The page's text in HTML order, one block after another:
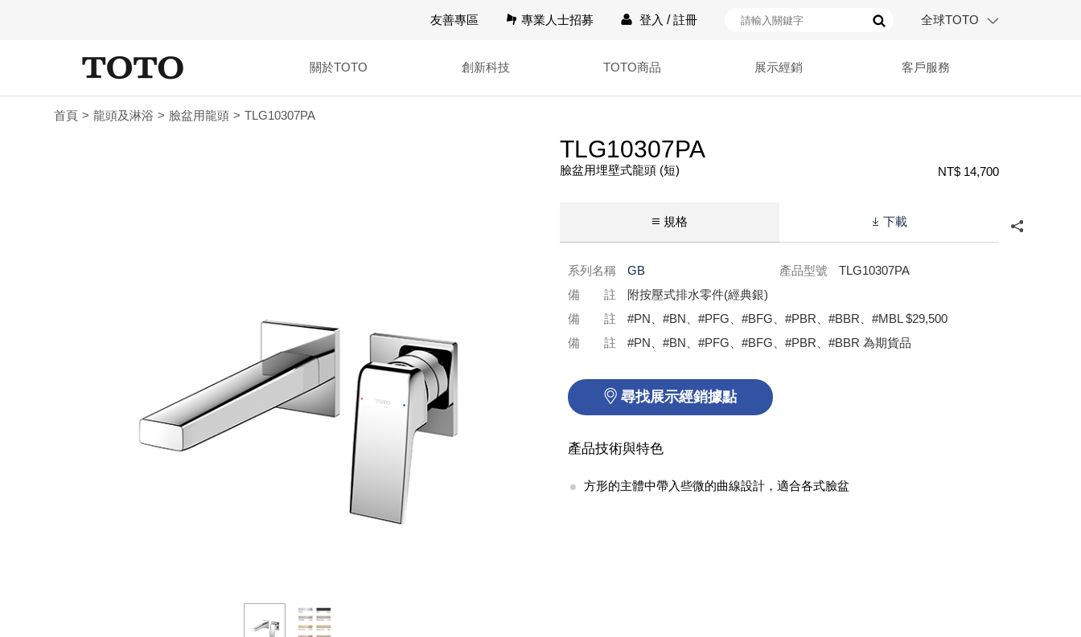
友善專區 專業人士招募 登入 /註冊 全球TOTO
關於TOTO 創新科技 TOTO商品 展示經銷 客戶服務
首頁 龍頭及淋浴 臉盆用龍頭 TLG10307PA
TLG10307PA
臉盆用埋壁式龍頭 (短) NT$ 14,700
規格 下載
系列名稱 GB 產品型號
TLG10307PA
備 註
附按壓式排水零件(經典銀)
備 註
#PN、#BN、#PFG、#BFG、#PBR、#BBR、#MBL $29,500
備 註
#PN、#BN、#PFG、#BFG、#PBR、#BBR 為期貨品
尋找展示經銷據點
產品技術與特色
方形的主體中帶入些微的曲線設計，適合各式臉盆